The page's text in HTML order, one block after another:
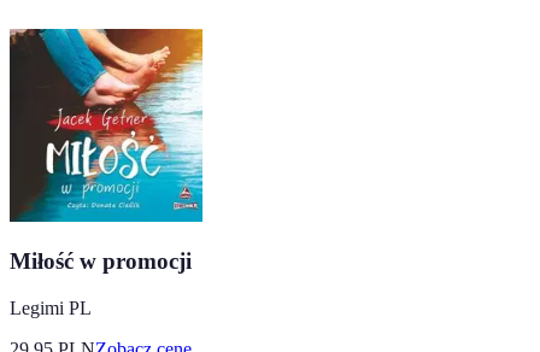
Miłość w promocji
Legimi PL